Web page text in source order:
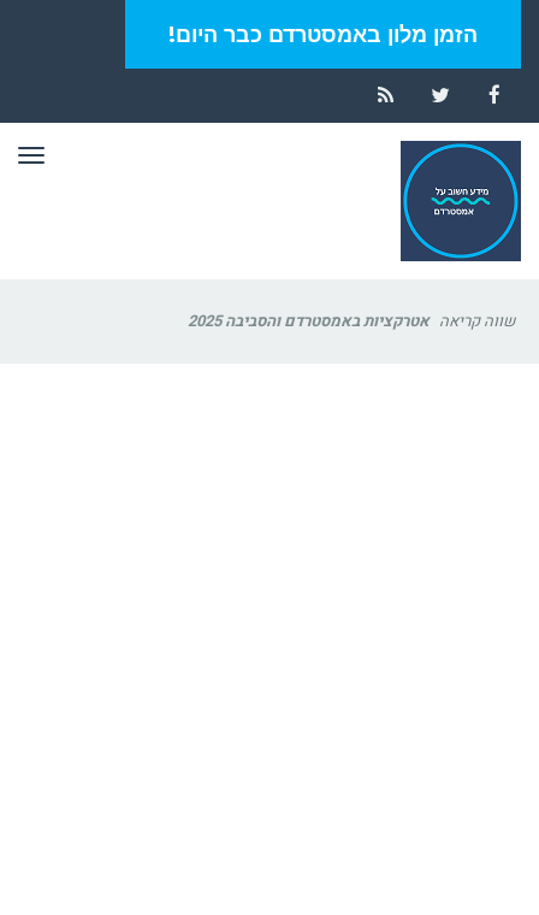
הזמן מלון באמסטרדם כבר היום!
Facebook
Twitter
RSS
שווה קריאה אטרקציות באמסטרדם והסביבה 2025